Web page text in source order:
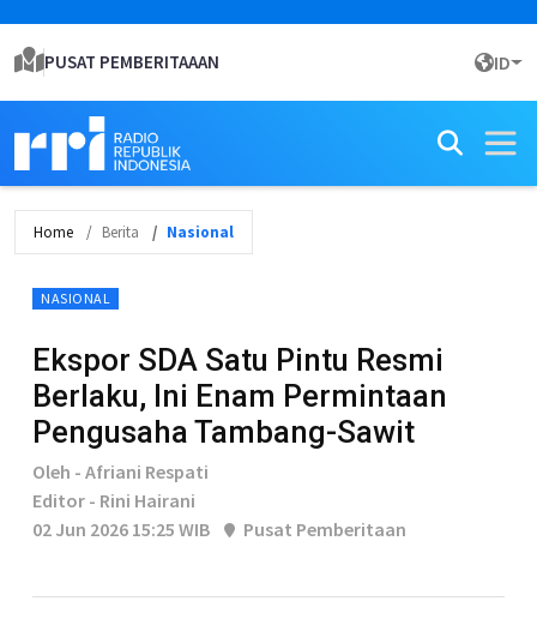
PUSAT PEMBERITAAAN ID
Home Berita Nasional
NASIONAL
Ekspor SDA Satu Pintu Resmi
Berlaku, Ini Enam Permintaan
Pengusaha Tambang-Sawit
Oleh - Afriani Respati
Editor - Rini Hairani
02 Jun 2026 15:25 WIB
Pusat Pemberitaan